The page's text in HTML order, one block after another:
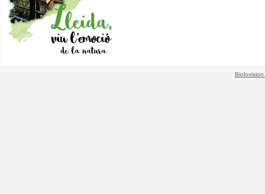
Biolovision